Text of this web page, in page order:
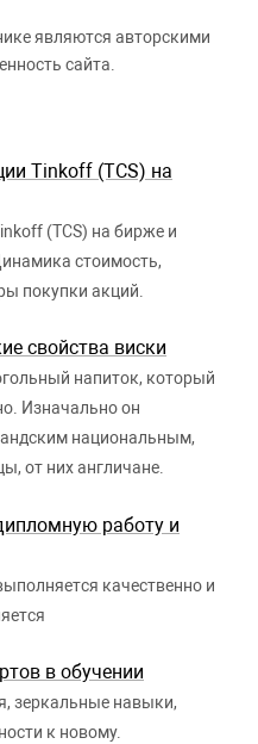
являются авторскими
сайта.
Tinkoff (TCS) на
(TCS) на бирже и
стоимость,
покупки акций.
свойства виски
напиток, который
Изначально он
национальным,
от них англичане.
работу и
качественно и
в обучении
зеркальные навыки,
к новому.